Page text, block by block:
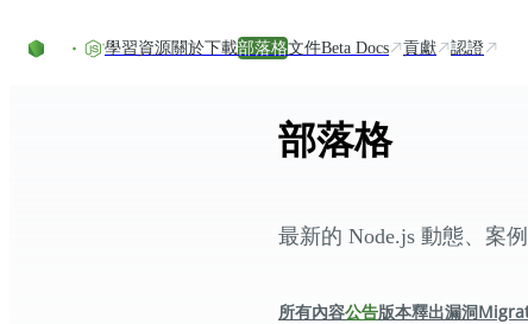
學習資源關於下載部落格文件Beta Docs 貢獻 認證
部落格
最新的 Node.js 動態、案
所有內容公告版本釋出漏洞